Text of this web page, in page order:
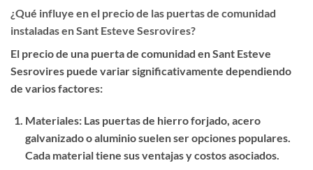
¿Qué influye en el precio de las puertas de comunidad
instaladas en Sant Esteve Sesrovires?
El precio de una puerta de comunidad en Sant Esteve
Sesrovires puede variar significativamente dependiendo
de varios factores:
Materiales: Las puertas de hierro forjado, acero
galvanizado o aluminio suelen ser opciones populares.
Cada material tiene sus ventajas y costos asociados.